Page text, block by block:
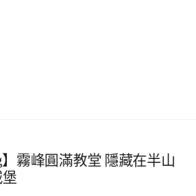
】霧峰圓滿教堂 隱藏在半山